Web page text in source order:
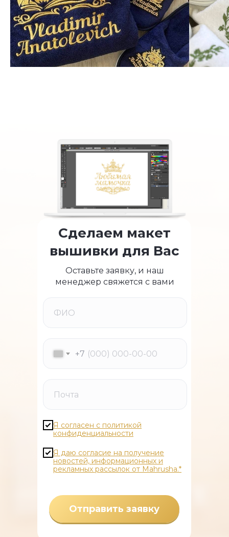
+7
Я согласен с политикой
конфиденциальности
Я даю согласие на получение
новостей, информационных и
рекламных рассылок от Mahrusha.*
Сделаем макет
вышивки для Вас
Оставьте заявку, и наш
менеджер свяжется с вами
Отправить заявку